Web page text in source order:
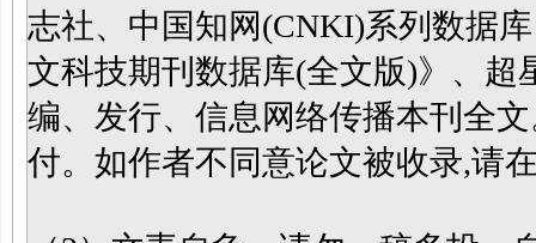
志社、中国知网(CNKI)系列数据
文科技期刊数据库(全文版)》、
编、发行、信息网络传播本刊全
付。如作者不同意论文被收录,请